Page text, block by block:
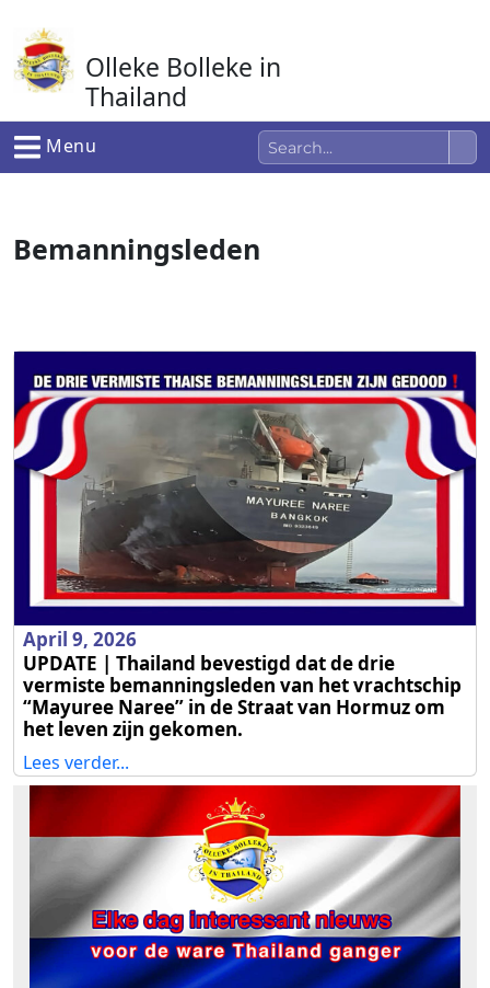
naar
de
inhoud
Olleke Bolleke in
Thailand
In Thailand
Menu
Bemanningsleden
April 9, 2026
UPDATE | Thailand bevestigd dat de drie
vermiste bemanningsleden van het vrachtschip
“Mayuree Naree” in de Straat van Hormuz om
het leven zijn gekomen.
Lees verder...